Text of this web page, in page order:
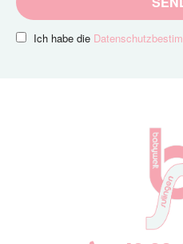
Ich habe die